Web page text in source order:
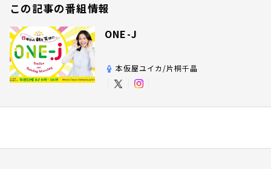
この記事の番組情報
ONE-J
本仮屋ユイカ/片桐千晶